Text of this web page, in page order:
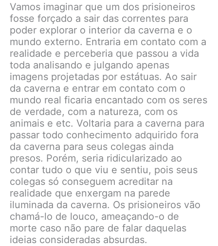
Vamos imaginar que um dos prisioneiros
fosse forçado a sair das correntes para
poder explorar o interior da caverna e o
mundo externo. Entraria em contato com a
realidade e perceberia que passou a vida
toda analisando e julgando apenas
imagens projetadas por estátuas. Ao sair
da caverna e entrar em contato com o
mundo real ficaria encantado com os seres
de verdade, com a natureza, com os
animais e etc. Voltaria para a caverna para
passar todo conhecimento adquirido fora
da caverna para seus colegas ainda
presos. Porém, seria ridicularizado ao
contar tudo o que viu e sentiu, pois seus
colegas só conseguem acreditar na
realidade que enxergam na parede
iluminada da caverna. Os prisioneiros vão
chamá-lo de louco, ameaçando-o de
morte caso não pare de falar daquelas
ideias consideradas absurdas.